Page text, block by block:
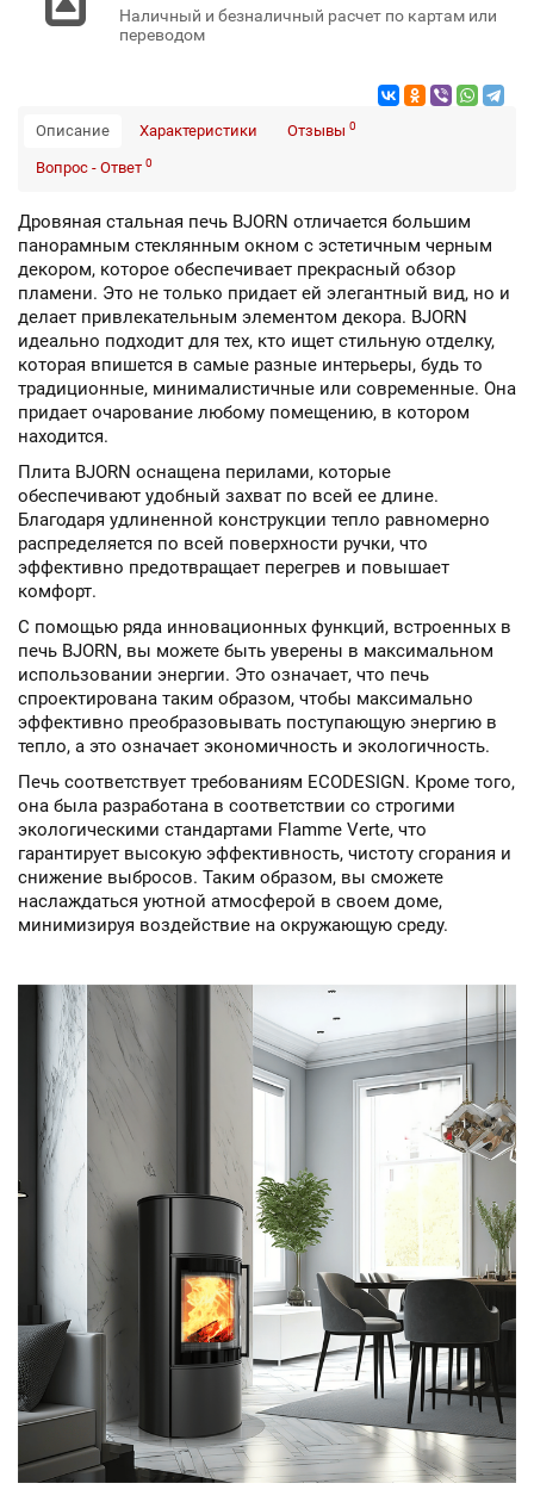
Наличный и безналичный расчет по картам или
переводом
Описание Характеристики Отзывы 0
Вопрос - Ответ 0
Дровяная стальная печь BJORN отличается большим
панорамным стеклянным окном с эстетичным черным
декором, которое обеспечивает прекрасный обзор
пламени. Это не только придает ей элегантный вид, но и
делает привлекательным элементом декора. BJORN
идеально подходит для тех, кто ищет стильную отделку,
которая впишется в самые разные интерьеры, будь то
традиционные, минималистичные или современные. Она
придает очарование любому помещению, в котором
находится.
Плита BJORN оснащена перилами, которые
обеспечивают удобный захват по всей ее длине.
Благодаря удлиненной конструкции тепло равномерно
распределяется по всей поверхности ручки, что
эффективно предотвращает перегрев и повышает
комфорт.
С помощью ряда инновационных функций, встроенных в
печь BJORN, вы можете быть уверены в максимальном
использовании энергии. Это означает, что печь
спроектирована таким образом, чтобы максимально
эффективно преобразовывать поступающую энергию в
тепло, а это означает экономичность и экологичность.
Печь соответствует требованиям ECODESIGN. Кроме того,
она была разработана в соответствии со строгими
экологическими стандартами Flamme Verte, что
гарантирует высокую эффективность, чистоту сгорания и
снижение выбросов. Таким образом, вы сможете
наслаждаться уютной атмосферой в своем доме,
минимизируя воздействие на окружающую среду.